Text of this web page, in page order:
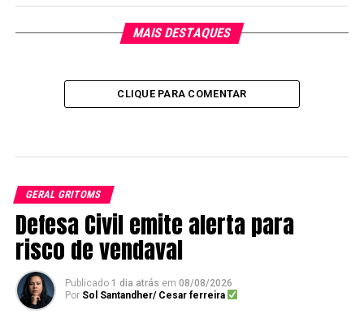
MAIS DESTAQUES
CLIQUE PARA COMENTAR
GERAL GRITOMS
Defesa Civil emite alerta para
risco de vendaval
Publicado 1 dia atrás em 08/08/2026
Por Sol Santandher/ Cesar ferreira